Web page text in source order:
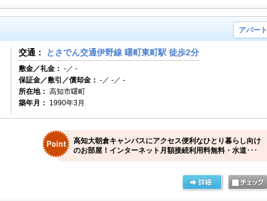
アパート
交通： とさでん交通伊野線 曙町東町駅 徒歩2分
敷金／礼金： -／ -
保証金／敷引／償却金： -／ -／ -
所在地： 高知市曙町
築年月： 1990年3月
高知大朝倉キャンパスにアクセス便利なひとり暮らし向け
のお部屋！インターネット月額接続利用料無料・水道･･･